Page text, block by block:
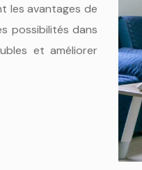
les avantages de
possibilités dans
et améliorer